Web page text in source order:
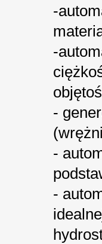
-
-
-
-
-